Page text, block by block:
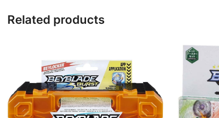
Related products